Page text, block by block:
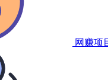
网赚项